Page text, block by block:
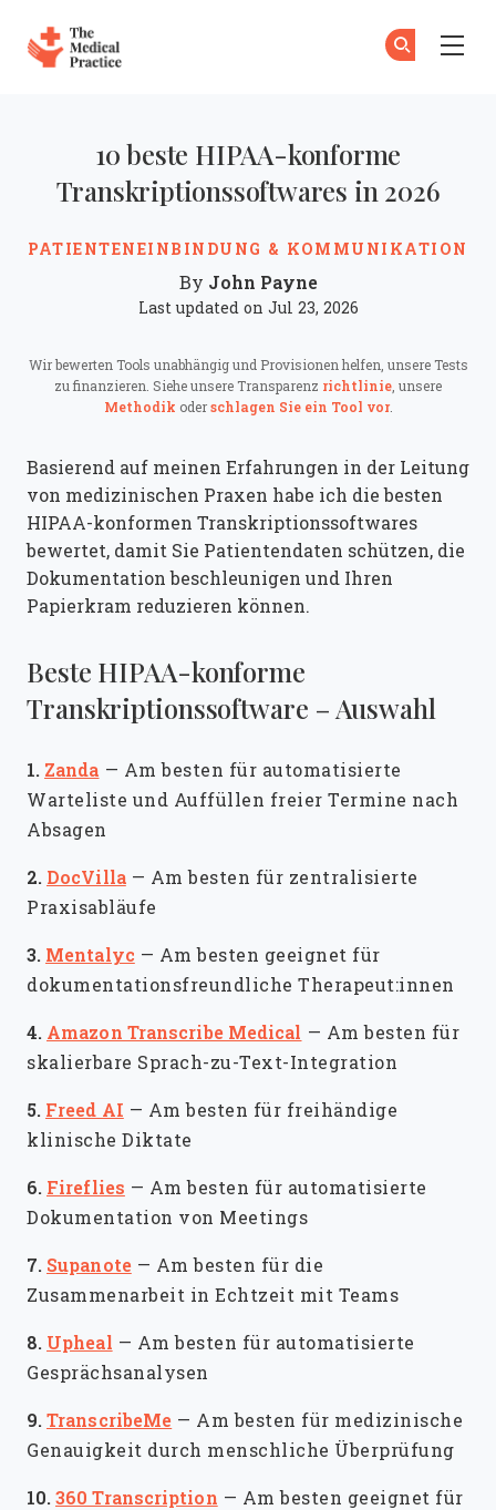
PATIENTENEINBINDUNG & KOMMUNIKATION
10 beste HIPAA-konforme
Transkriptionssoftwares in 2026
By John Payne
Last updated on Jul 23, 2026
Wir bewerten Tools unabhängig und Provisionen helfen, unsere Tests
zu finanzieren. Siehe unsere Transparenz richtlinie , unsere
Methodik oderschlagen Sie ein Tool vor.
Basierend auf meinen Erfahrungen in der Leitung
von medizinischen Praxen habe ich die besten
HIPAA-konformen Transkriptionssoftwares
bewertet, damit Sie Patientendaten schützen, die
Dokumentation beschleunigen und Ihren
Papierkram reduzieren können.
Beste HIPAA-konforme
Transkriptionssoftware – Auswahl
1. Zanda — Am besten für automatisierte
Warteliste und Auffüllen freier Termine nach
Absagen
2. DocVilla — Am besten für zentralisierte
Praxisabläufe
3. Mentalyc — Am besten geeignet für
dokumentationsfreundliche Therapeut:innen
4. Amazon Transcribe Medical — Am besten für
skalierbare Sprach-zu-Text-Integration
5. Freed AI — Am besten für freihändige
klinische Diktate
6. Fireflies — Am besten für automatisierte
Dokumentation von Meetings
7. Supanote — Am besten für die
Zusammenarbeit in Echtzeit mit Teams
8. Upheal — Am besten für automatisierte
Gesprächsanalysen
9.TranscribeMe — Am besten für medizinische
Genauigkeit durch menschliche Überprüfung
10.360 Transcription — Am besten geeignet für